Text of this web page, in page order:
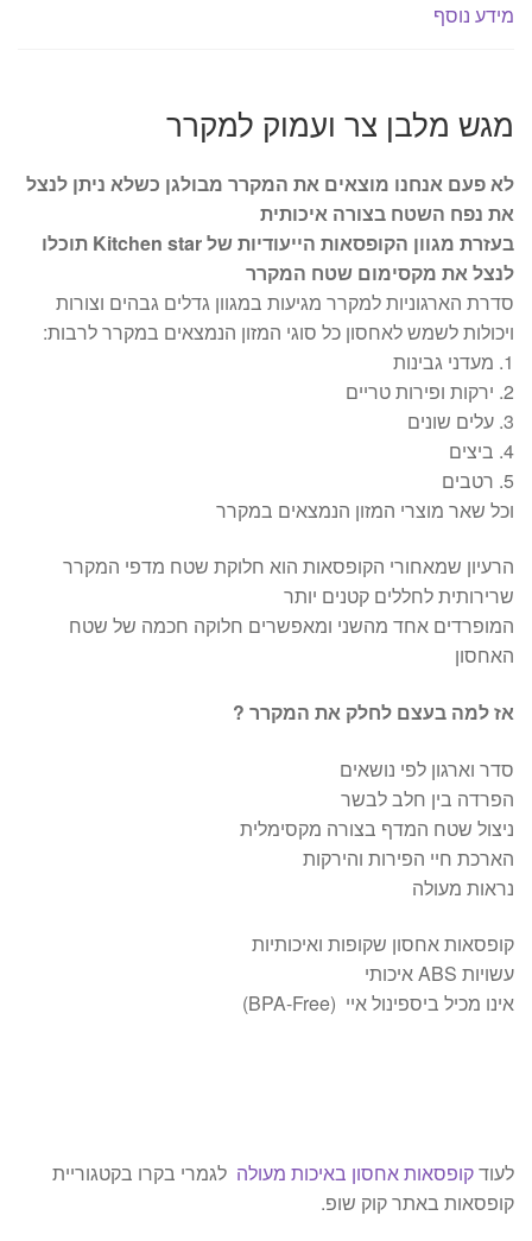
מידע נוסף
מגש מלבן צר ועמוק למקרר
לא פעם אנחנו מוצאים את המקרר מבולגן כשלא ניתן לנצל
את נפח השטח בצורה איכותית
בעזרת מגוון הקופסאות הייעודיות של Kitchen star תוכלו
לנצל את מקסימום שטח המקרר
סדרת הארגוניות למקרר מגיעות במגוון גדלים גבהים וצורות
ויכולות לשמש לאחסון כל סוגי המזון הנמצאים במקרר לרבות:
1. מעדני גבינות
2. ירקות ופירות טריים
3. עלים שונים
4. ביצים
5. רטבים
וכל שאר מוצרי המזון הנמצאים במקרר
הרעיון שמאחורי הקופסאות הוא חלוקת שטח מדפי המקרר
שרירותית לחללים קטנים יותר
המופרדים אחד מהשני ומאפשרים חלוקה חכמה של שטח
האחסון
אז למה בעצם לחלק את המקרר ?
סדר וארגון לפי נושאים
הפרדה בין חלב לבשר
ניצול שטח המדף בצורה מקסימלית
הארכת חיי הפירות והירקות
נראות מעולה
קופסאות אחסון שקופות ואיכותיות
עשויות ABS איכותי
אינו מכיל ביספינול איי (BPA-Free)
לעודקופסאות אחסון באיכות מעולה לגמרי בקרו בקטגוריית
קופסאות באתר קוק שופ.